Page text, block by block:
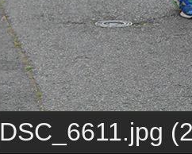
DSC_6611.jpg